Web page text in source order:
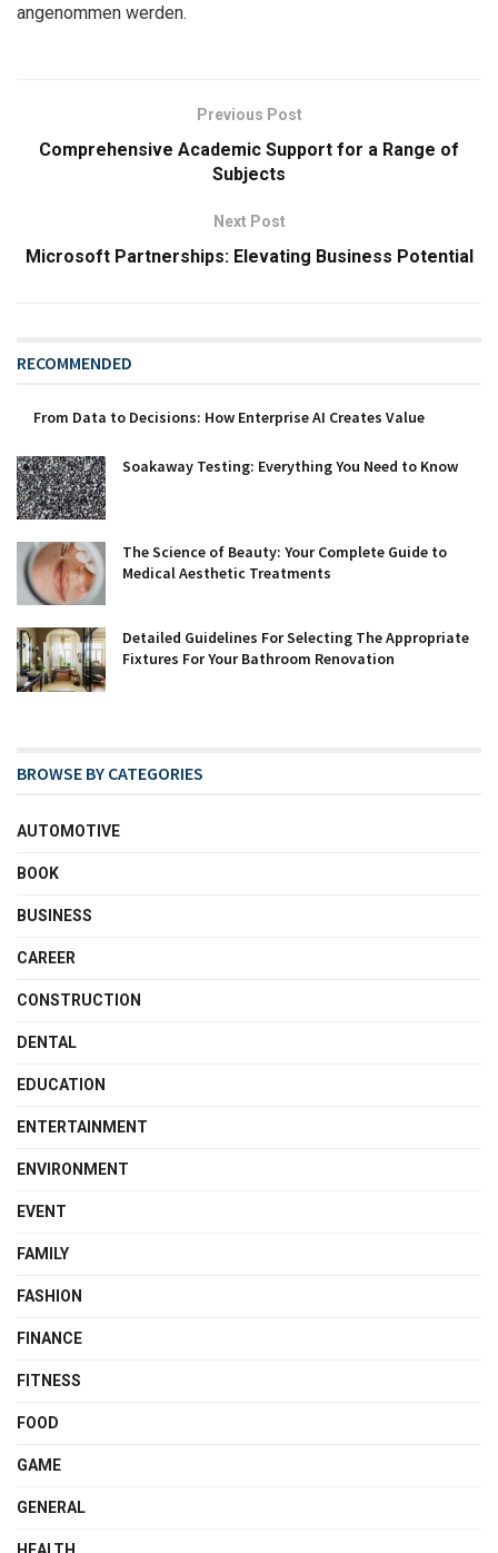
angenommen werden.
Previous Post
Comprehensive Academic Support for a Range of
Subjects
Next Post
Microsoft Partnerships: Elevating Business Potential
RECOMMENDED
From Data to Decisions: How Enterprise AI Creates Value
Soakaway Testing: Everything You Need to Know
The Science of Beauty: Your Complete Guide to
Medical Aesthetic Treatments
Detailed Guidelines For Selecting The Appropriate
Fixtures For Your Bathroom Renovation
BROWSE BY CATEGORIES
AUTOMOTIVE
BOOK
BUSINESS
CAREER
CONSTRUCTION
DENTAL
EDUCATION
ENTERTAINMENT
ENVIRONMENT
EVENT
FAMILY
FASHION
FINANCE
FITNESS
FOOD
GAME
GENERAL
HEALTH